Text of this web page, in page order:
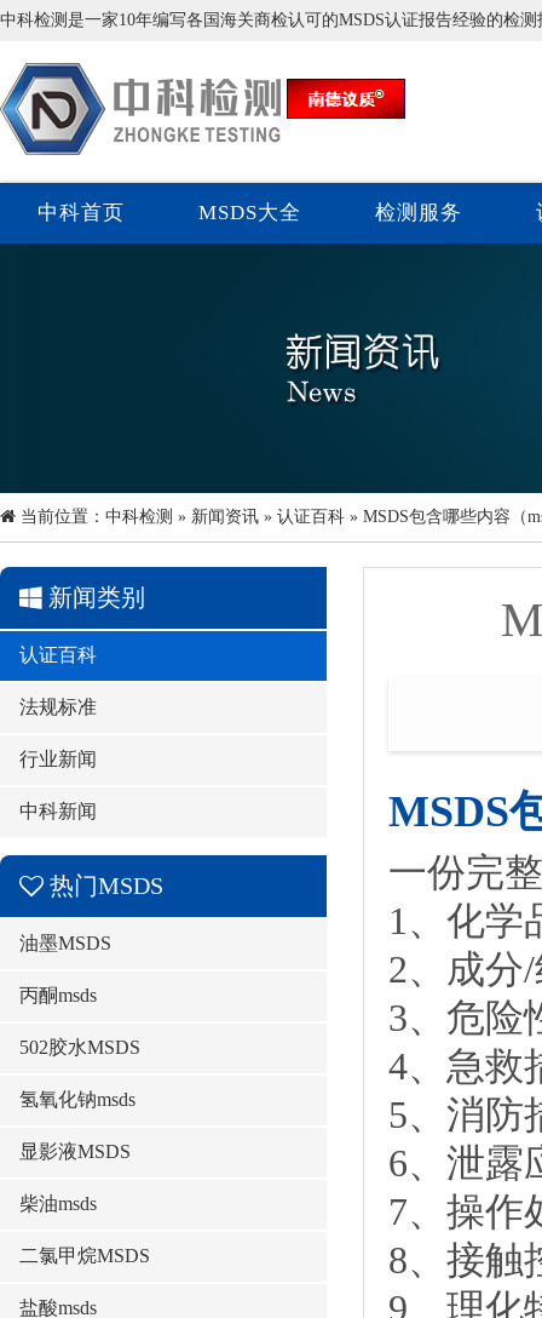
中科检测是一家10年编写各国海关商检认可的MSDS认证报告经验的检
中科首页 MSDS大全 检测服务
当前位置： 中科检测 » 新闻资讯 » 认证百科 » MSDS包含哪些内容（
新闻类别
认证百科
法规标准
行业新闻
中科新闻
热门MSDS
油墨MSDS
丙酮msds
502胶水MSDS
氢氧化钠msds
显影液MSDS
柴油msds
二氯甲烷MSDS
盐酸msds
MSDS
一份完
1、化学
2、成分
3、危险
4、急救
5、消防
6、泄露
7、操作
8、接触
9、理化